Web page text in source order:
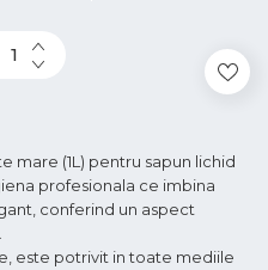
mare (1L) pentru sapun lichid
profesionala ce imbina
conferind un aspect
este potrivit in toate mediile